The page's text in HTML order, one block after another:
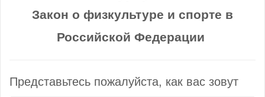
Закон о физкультуре и спорте в
Российской Федерации
Представьтесь пожалуйста, как вас зовут